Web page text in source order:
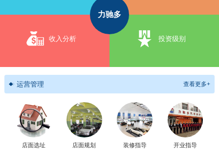
收入分析 投资级别
力驰多
运营管理 查看更多+
店面选址 店面规划 装修指导 开业指导